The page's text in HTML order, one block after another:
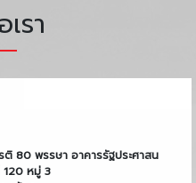
รา
ติ 80 พรรษา อาคารรัฐประศาสน
120 หมู่ 3